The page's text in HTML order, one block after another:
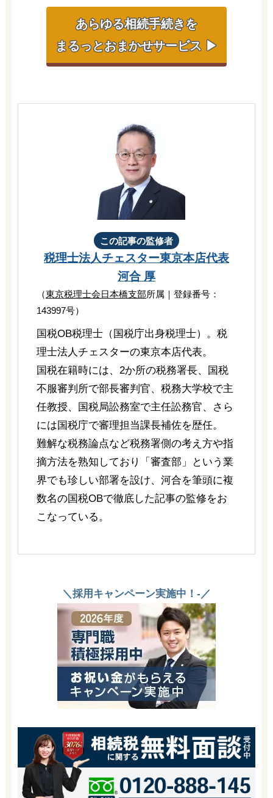
あらゆる相続手続きを
まるっとおまかせサービス ▶
この記事の監修者
税理士法人チェスター東京本店代表
河合 厚
（東京税理士会日本橋支部所属｜登録番号：
143997号）
国税OB税理士（国税庁出身税理士）。税
理士法人チェスターの東京本店代表。
国税在籍時には、2か所の税務署長、国税
不服審判所で部長審判官、税務大学校で主
任教授、国税局訟務室で主任訟務官、さら
には国税庁で審理担当課長補佐を歴任。
難解な税務論点など税務署側の考え方や指
摘方法を熟知しており「審査部」という業
界でも珍しい部署を設け、河合を筆頭に複
数名の国税OBで徹底した記事の監修をお
こなっている。
＼採用キャンペーン実施中！-／